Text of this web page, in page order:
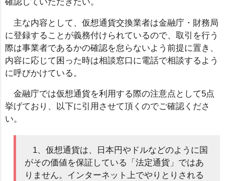
主な内容として、仮想通貨交換業者は金融庁・財務局
に登録することが義務付けられているので、取引を行う
際は事業者であるかの確認を怠らないよう前提に置き、
内容に応じて困った時は相談窓口に電話で相談するよう
に呼びかけている。
金融庁では仮想通貨を利用する際の注意点として5点
挙げており、以下に引用させて頂くのでご確認くださ
い。
1、仮想通貨は、日本円やドルなどのように国
がその価値を保証している「法定通貨」ではあ
りません。インターネット上でやりとりされる